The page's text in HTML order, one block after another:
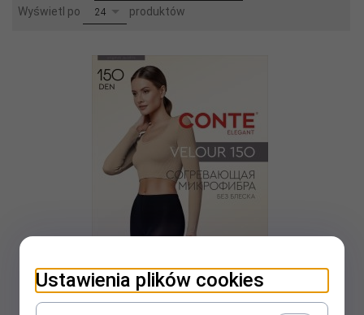
Wyświetl po pop24 produktów
Ustawienia plików cookies